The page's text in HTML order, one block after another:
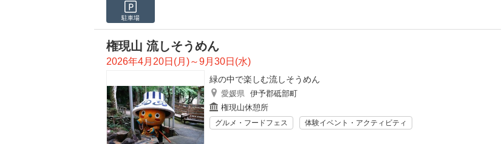
駐車場
権現山 流しそうめん
2026年4月20日(月)～9月30日(水)
緑の中で楽しむ流しそうめん
愛媛県 伊予郡砥部町
権現山休憩所
グルメ・フードフェス 体験イベント・アクティビティ